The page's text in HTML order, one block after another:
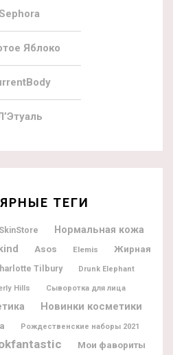
Яблоко
ТЕГИ
SkinStore Нормальная кожа
Asos Elemis
Жирная
Tilbury Drunk Elephant
Hills Сыворотка для лица
Новинки косметики
Рождественские наборы 2021
Мои фавориты